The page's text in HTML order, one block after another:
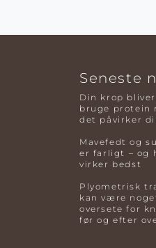
Seneste
Din krop
bruge protein
det påvirker
Mavefedt og
er farligt – og
virker bedst
Plyometrisk
kan være
oversete for
før og efter